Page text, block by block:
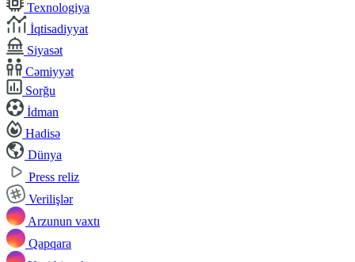
Texnologiya
İqtisadiyyat
Siyasət
Cəmiyyət
Sorğu
İdman
Hadisə
Dünya
Press reliz
Verilişlər
Arzunun vaxtı
Qapqara